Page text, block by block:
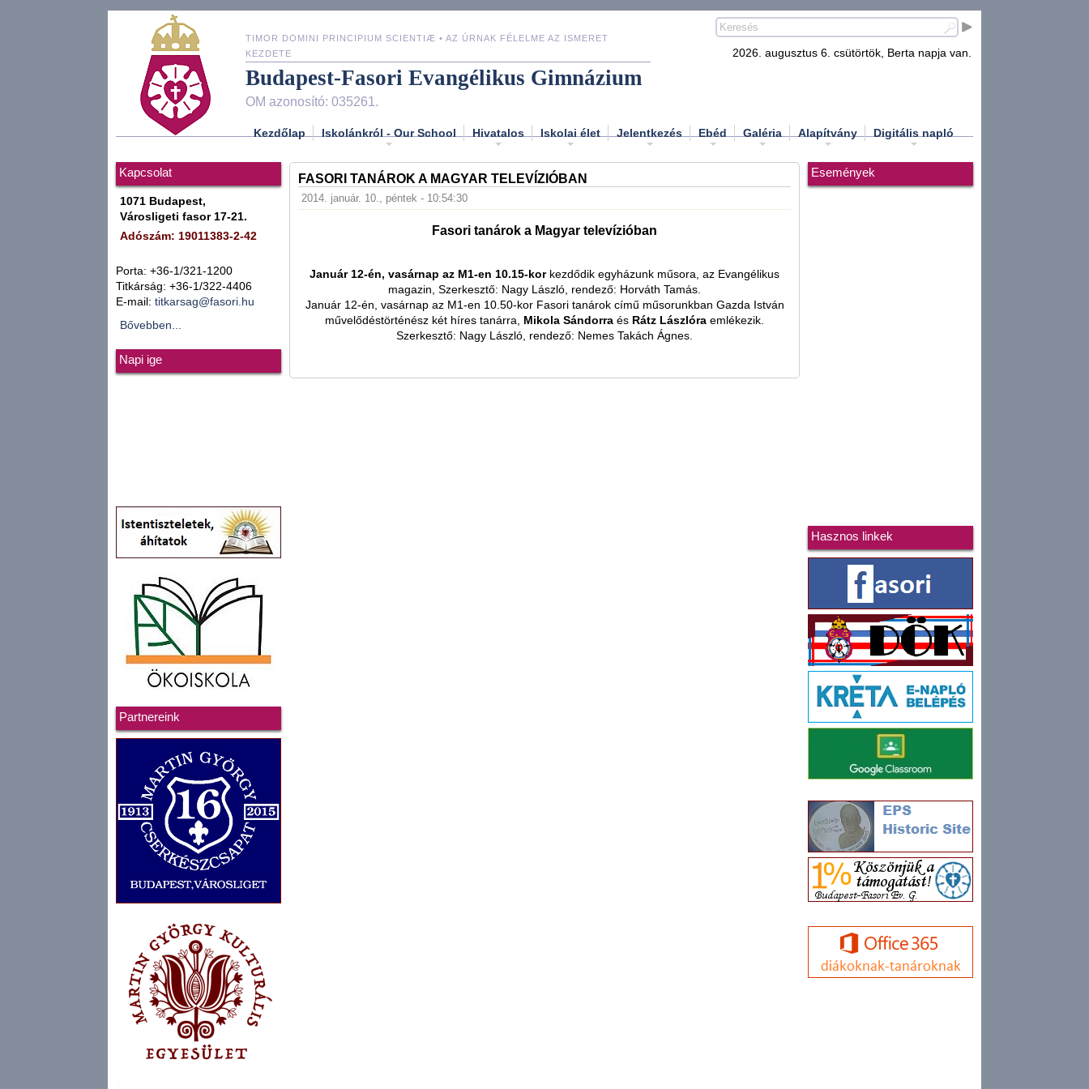
TIMOR DOMINI PRINCIPIUM SCIENTIÆ • AZ ÚRNAK FÉLELME AZ ISMERET
KEZDETE
Budapest-Fasori Evangélikus Gimnázium
OM azonosító: 035261.
2026. augusztus 6. csütörtök, Berta napja van.
Kezdőlap Iskolánkról - Our School Hivatalos Iskolai élet Jelentkezés Ebéd Galéria Alapítvány Digitális napló
Kapcsolat
1071 Budapest,
Városligeti fasor 17-21.
Adószám: 19011383-2-42
Porta: +36-1/321-1200
Titkárság: +36-1/322-4406
E-mail: titkarsag@fasori.hu
Bővebben...
Napi ige
Partnereink
FASORI TANÁROK A MAGYAR TELEVÍZIÓBAN
2014. január. 10., péntek - 10:54:30
Fasori tanárok a Magyar televízióban
Január 12-én, vasárnap az M1-en 10.15-kor kezdődik egyházunk műsora, az Evangélikus
magazin, Szerkesztő: Nagy László, rendező: Horváth Tamás.
Január 12-én, vasárnap az M1-en 10.50-kor Fasori tanárok című műsorunkban Gazda István
művelődéstörténész két híres tanárra,
Mikola Sándorra és Rátz Lászlóra emlékezik.
Szerkesztő: Nagy László, rendező: Nemes Takách Ágnes.
Események
Hasznos linkek